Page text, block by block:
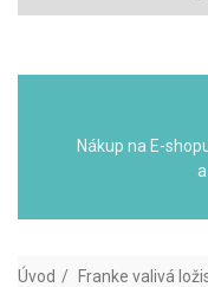
Nákup na E-
Úvod Franke valivá